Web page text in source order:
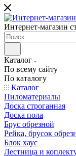
Интернет-магазин
Каталог
По всему сайту
По каталогу
Каталог
Пиломатериалы
Доска строганная
Доска пола
Брус обрезной
Рейка, брусок
Блок хаус
Лестница и